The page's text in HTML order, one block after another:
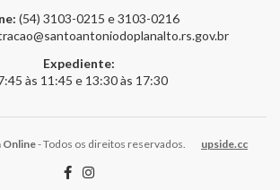
(54) 3103-0215 e 3103-0216
Expediente:
às 11:45 e 13:30 às 17:30
- Todos os direitos reservados. upside.cc